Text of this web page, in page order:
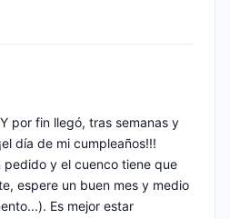
por fin llegó, tras semanas y
día de mi cumpleaños!!!
pedido y el cuenco tiene que
espere un buen mes y medio
Es mejor estar